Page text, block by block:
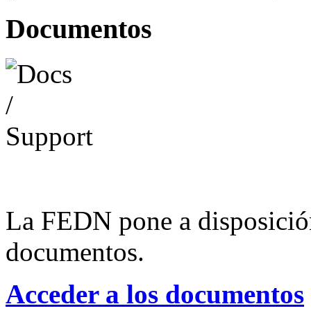
Documentos
La FEDN pone a
documentos.
Acceder a los documentos